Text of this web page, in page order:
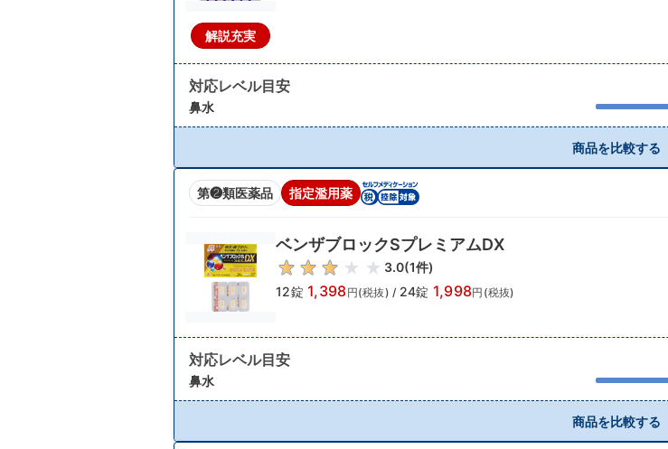
解説充実
対応レベル目安
鼻水
商品を比較する
第❷類医薬品 指定濫用薬
ベンザブロックSプレミアムDX
3.0(1件)
12錠 1,398円(税抜) / 24錠 1,998円(税抜)
対応レベル目安
鼻水
商品を比較する